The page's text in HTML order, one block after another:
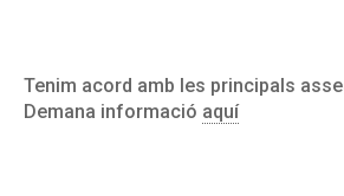
Tenim acord amb les principals
Demana informació aquí